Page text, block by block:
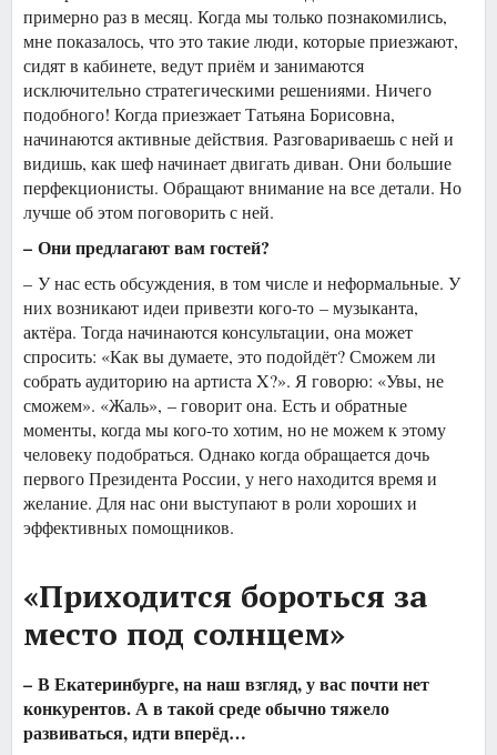
примерно раз в месяц. Когда мы только познакомились,
мне показалось, что это такие люди, которые приезжают,
сидят в кабинете, ведут приём и занимаются
исключительно стратегическими решениями. Ничего
подобного! Когда приезжает Татьяна Борисовна,
начинаются активные действия. Разговариваешь с ней и
видишь, как шеф начинает двигать диван. Они большие
перфекционисты. Обращают внимание на все детали. Но
лучше об этом поговорить с ней.
– Они предлагают вам гостей?
– У нас есть обсуждения, в том числе и неформальные. У
них возникают идеи привезти кого-то – музыканта,
актёра. Тогда начинаются консультации, она может
спросить: «Как вы думаете, это подойдёт? Сможем ли
собрать аудиторию на артиста X?». Я говорю: «Увы, не
сможем». «Жаль», – говорит она. Есть и обратные
моменты, когда мы кого-то хотим, но не можем к этому
человеку подобраться. Однако когда обращается дочь
первого Президента России, у него находится время и
желание. Для нас они выступают в роли хороших и
эффективных помощников.
«Приходится бороться за
место под солнцем»
– В Екатеринбурге, на наш взгляд, у вас почти нет
конкурентов. А в такой среде обычно тяжело
развиваться, идти вперёд…